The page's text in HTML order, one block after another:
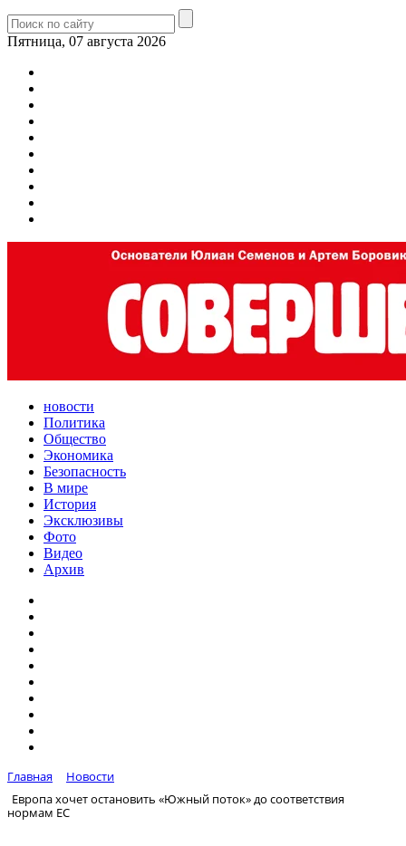
Пятница, 07 августа 2026
новости
Политика
Общество
Экономика
Безопасность
В мире
История
Эксклюзивы
Фото
Видео
Архив
Главная
Новости
Европа хочет остановить «Южный поток» до соответствия
нормам ЕС